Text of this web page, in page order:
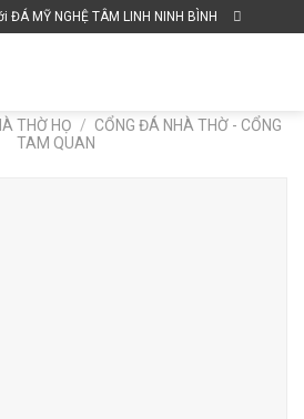
MỸ NGHỆ TÂM LINH NINH BÌNH
THỜ HỌ / CỔNG ĐÁ NHÀ THỜ - CỔNG
TAM QUAN